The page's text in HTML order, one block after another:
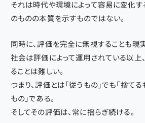
それは時代や環境によって容易に変化す
のものの本質を示すものではない。
同時に、評価を完全に無視することも現
社会は評価によって運用されている以上
ることは難しい。
つまり、評価とは「従うもの」でも「捨てる
もの」である。
そしてその評価は、常に揺らぎ続ける。